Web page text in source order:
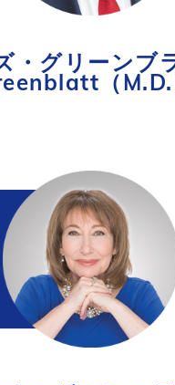
・グリーンブ
（M.D.